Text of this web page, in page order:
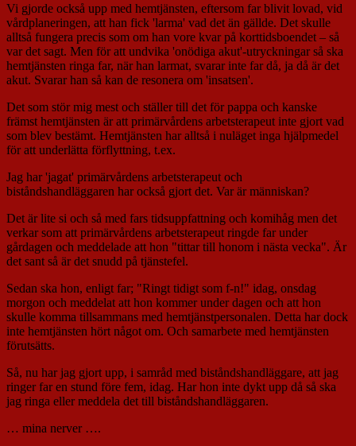
Vi gjorde också upp med hemtjänsten, eftersom far blivit lovad, vid
vårdplaneringen, att han fick 'larma' vad det än gällde. Det skulle
alltså fungera precis som om han vore kvar på korttidsboendet – så
var det sagt. Men för att undvika 'onödiga akut'-utryckningar så ska
hemtjänsten ringa far, när han larmat, svarar inte far då, ja då är det
akut. Svarar han så kan de resonera om 'insatsen'.
Det som stör mig mest och ställer till det för pappa och kanske
främst hemtjänsten är att primärvårdens arbetsterapeut inte gjort vad
som blev bestämt. Hemtjänsten har alltså i nuläget inga hjälpmedel
för att underlätta förflyttning, t.ex.
Jag har 'jagat' primärvårdens arbetsterapeut och
biståndshandläggaren har också gjort det. Var är människan?
Det är lite si och så med fars tidsuppfattning och komihåg men det
verkar som att primärvårdens arbetsterapeut ringde far under
gårdagen och meddelade att hon "tittar till honom i nästa vecka". Är
det sant så är det snudd på tjänstefel.
Sedan ska hon, enligt far; "Ringt tidigt som f-n!" idag, onsdag
morgon och meddelat att hon kommer under dagen och att hon
skulle komma tillsammans med hemtjänstpersonalen. Detta har dock
inte hemtjänsten hört något om. Och samarbete med hemtjänsten
förutsätts.
Så, nu har jag gjort upp, i samråd med biståndshandläggare, att jag
ringer far en stund före fem, idag. Har hon inte dykt upp då så ska
jag ringa eller meddela det till biståndshandläggaren.
… mina nerver ….